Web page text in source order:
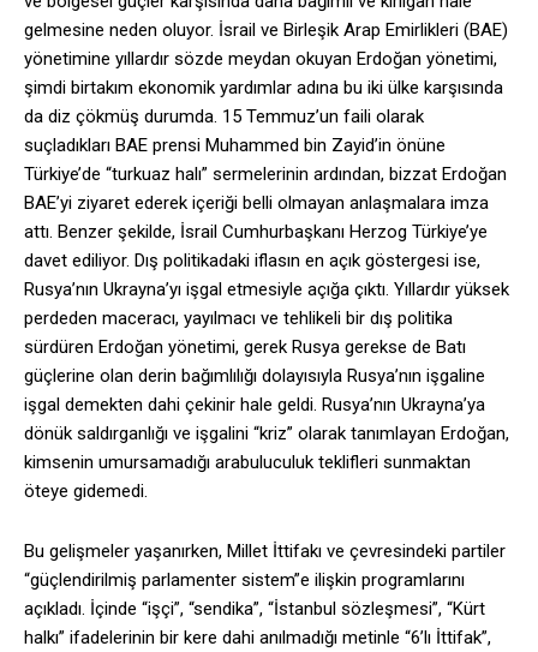
gelmesine neden oluyor. İsrail ve Birleşik Arap Emirlikleri (BAE)
yönetimine yıllardır sözde meydan okuyan Erdoğan yönetimi,
şimdi birtakım ekonomik yardımlar adına bu iki ülke karşısında
da diz çökmüş durumda. 15 Temmuz’un faili olarak
suçladıkları BAE prensi Muhammed bin Zayid’in önüne
Türkiye’de “turkuaz halı” sermelerinin ardından, bizzat Erdoğan
BAE’yi ziyaret ederek içeriği belli olmayan anlaşmalara imza
attı. Benzer şekilde, İsrail Cumhurbaşkanı Herzog Türkiye’ye
davet ediliyor. Dış politikadaki iflasın en açık göstergesi ise,
Rusya’nın Ukrayna’yı işgal etmesiyle açığa çıktı. Yıllardır yüksek
perdeden maceracı, yayılmacı ve tehlikeli bir dış politika
sürdüren Erdoğan yönetimi, gerek Rusya gerekse de Batı
güçlerine olan derin bağımlılığı dolayısıyla Rusya’nın işgaline
işgal demekten dahi çekinir hale geldi. Rusya’nın Ukrayna’ya
dönük saldırganlığı ve işgalini “kriz” olarak tanımlayan Erdoğan,
kimsenin umursamadığı arabuluculuk teklifleri sunmaktan
öteye gidemedi.
Bu gelişmeler yaşanırken, Millet İttifakı ve çevresindeki partiler
“güçlendirilmiş parlamenter sistem”e ilişkin programlarını
açıkladı. İçinde “işçi”, “sendika”, “İstanbul sözleşmesi”, “Kürt
halkı” ifadelerinin bir kere dahi anılmadığı metinle “6’lı İttifak”,